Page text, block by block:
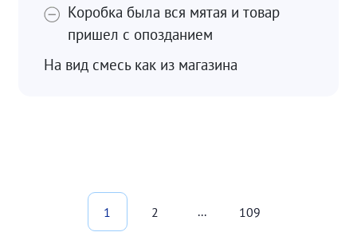
Коробка была вся мятая и товар
пришел с опозданием
На вид смесь как из магазина
1 2 ... 109